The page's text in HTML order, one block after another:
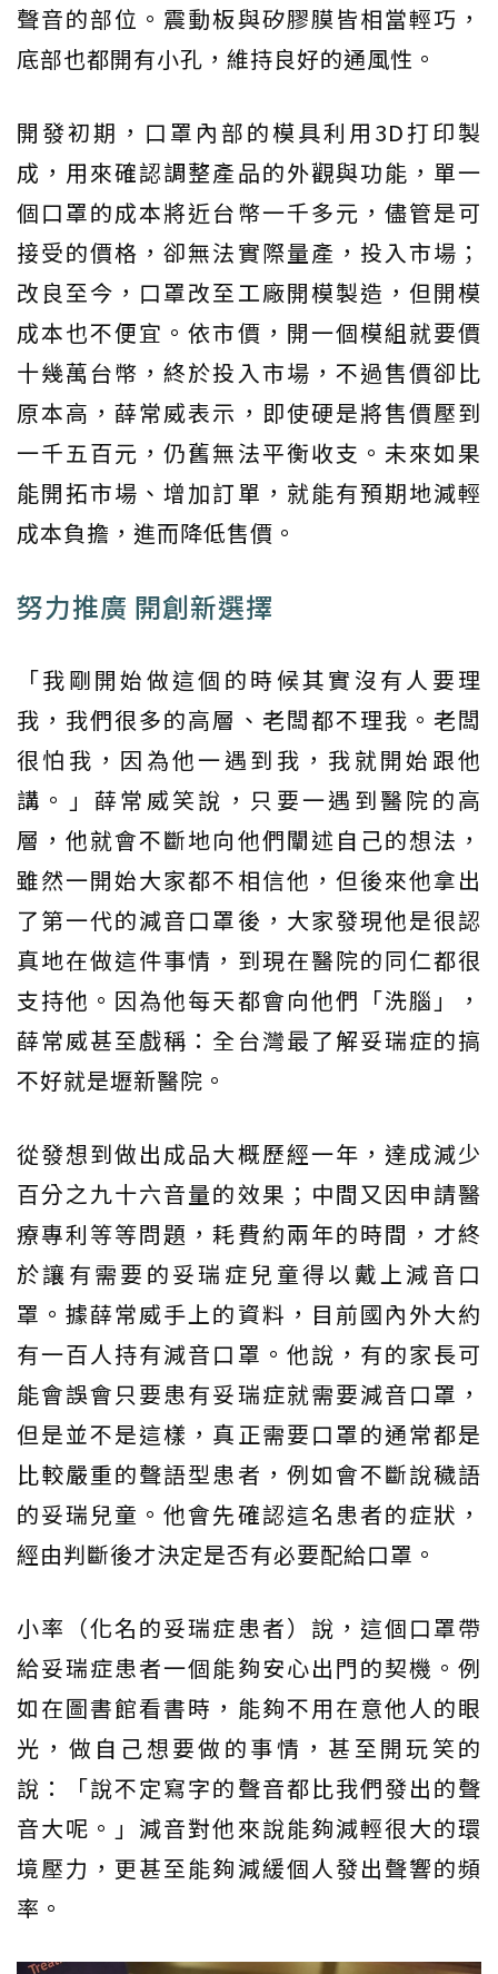
聲音的部位。震動板與矽膠膜皆相當輕巧，
底部也都開有小孔，維持良好的通風性。
開發初期，口罩內部的模具利用3D打印製
成，用來確認調整產品的外觀與功能，單一
個口罩的成本將近台幣一千多元，儘管是可
接受的價格，卻無法實際量產，投入市場；
改良至今，口罩改至工廠開模製造，但開模
成本也不便宜。依市價，開一個模組就要價
十幾萬台幣，終於投入市場，不過售價卻比
原本高，薛常威表示，即使硬是將售價壓到
一千五百元，仍舊無法平衡收支。未來如果
能開拓市場、增加訂單，就能有預期地減輕
成本負擔，進而降低售價。
努力推廣 開創新選擇
「我剛開始做這個的時候其實沒有人要理
我，我們很多的高層、老闆都不理我。老闆
很怕我，因為他一遇到我，我就開始跟他
講。」薛常威笑說，只要一遇到醫院的高
層，他就會不斷地向他們闡述自己的想法，
雖然一開始大家都不相信他，但後來他拿出
了第一代的減音口罩後，大家發現他是很認
真地在做這件事情，到現在醫院的同仁都很
支持他。因為他每天都會向他們「洗腦」，
薛常威甚至戲稱：全台灣最了解妥瑞症的搞
不好就是壢新醫院。
從發想到做出成品大概歷經一年，達成減少
百分之九十六音量的效果；中間又因申請醫
療專利等等問題，耗費約兩年的時間，才終
於讓有需要的妥瑞症兒童得以戴上減音口
罩。據薛常威手上的資料，目前國內外大約
有一百人持有減音口罩。他說，有的家長可
能會誤會只要患有妥瑞症就需要減音口罩，
但是並不是這樣，真正需要口罩的通常都是
比較嚴重的聲語型患者，例如會不斷說穢語
的妥瑞兒童。他會先確認這名患者的症狀，
經由判斷後才決定是否有必要配給口罩。
小率（化名的妥瑞症患者）說，這個口罩帶
給妥瑞症患者一個能夠安心出門的契機。例
如在圖書館看書時，能夠不用在意他人的眼
光，做自己想要做的事情，甚至開玩笑的
說：「說不定寫字的聲音都比我們發出的聲
音大呢。」減音對他來說能夠減輕很大的環
境壓力，更甚至能夠減緩個人發出聲響的頻
率。